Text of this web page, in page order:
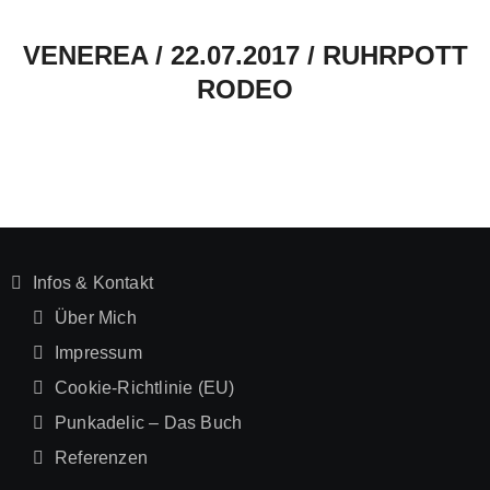
VENEREA / 22.07.2017 / RUHRPOTT
RODEO
Infos & Kontakt
Über Mich
Impressum
Cookie-Richtlinie (EU)
Punkadelic – Das Buch
Referenzen